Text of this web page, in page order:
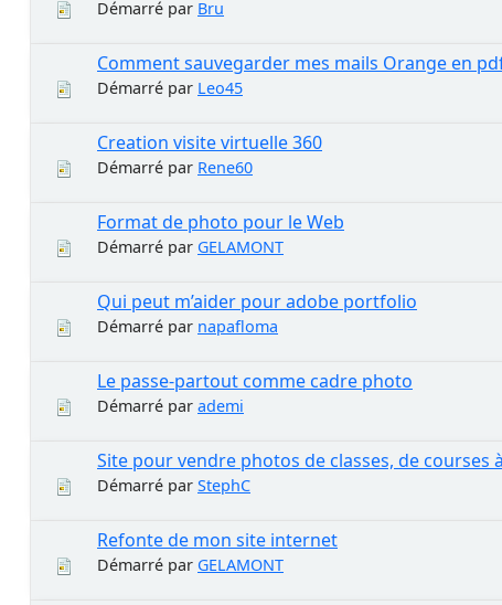
Démarré par Bru
Comment sauvegarder mes mails Orange en
Démarré par Leo45
Creation visite virtuelle 360
Démarré par Rene60
Format de photo pour le Web
Démarré par GELAMONT
Qui peut m’aider pour adobe portfolio
Démarré par napafloma
Le passe-partout comme cadre photo
Démarré par ademi
Site pour vendre photos de classes, de courses
Démarré par StephC
Refonte de mon site internet
Démarré par GELAMONT